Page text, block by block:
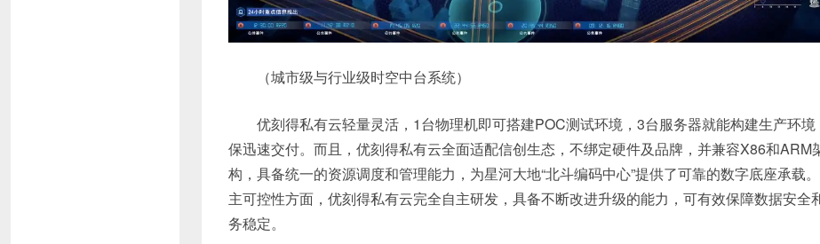
（城市级与行业级时空中台系统）
优刻得私有云轻量灵活，1台物理机即可搭建POC测试环境，3台服务器就能构建生产环境
保迅速交付。而且，优刻得私有云全面适配信创生态，不绑定硬件及品牌，并兼容X86和ARM
构，具备统一的资源调度和管理能力，为星河大地“北斗编码中心”提供了可靠的数字底座承载
主可控性方面，优刻得私有云完全自主研发，具备不断改进升级的能力，可有效保障数据安全
务稳定。